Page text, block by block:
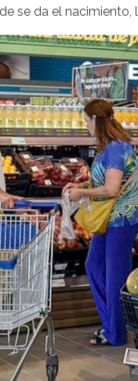
se da el nacimiento,